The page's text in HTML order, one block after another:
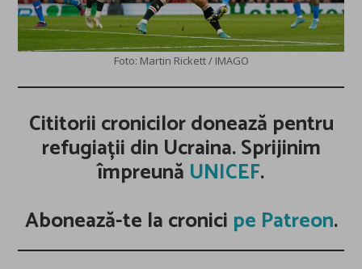
Foto: Martin Rickett / IMAGO
Cititorii cronicilor donează pentru
refugiații din Ucraina. Sprijinim
împreună UNICEF.
Abonează-te la cronici pe Patreon.